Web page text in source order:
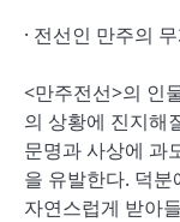
· 전선인 만주의
<만주전선>의 인
의 상황에 진지해
문명과 사상에 과
을 유발한다. 덕
자연스럽게 받아